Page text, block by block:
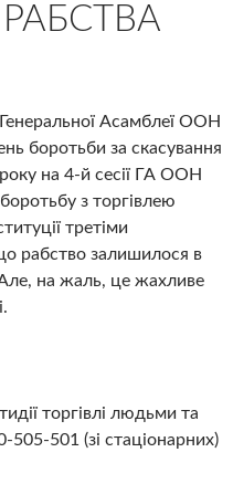
Асамблеї ООН
боротьби за скасування
на 4-й сесії ГА ООН
з торгівлею
третіми
рабство залишилося в
на жаль, це жахливе
торгівлі людьми та
505-501 (зі стаціонарних)